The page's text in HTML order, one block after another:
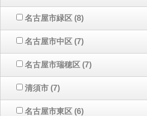
名古屋市緑区 (8)
名古屋市中区 (7)
名古屋市瑞穂区 (7)
清須市 (7)
名古屋市東区 (6)